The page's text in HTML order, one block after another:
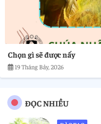
Chọn gì sẽ được nấy
19 Tháng Bảy, 2026
ĐỌC NHIỀU